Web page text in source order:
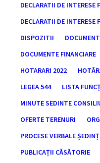
DECLARATII DE
DECLARATII DE
DISPOZITII
DOCUMENTE FINANCIARE
HOTARARI 2022
LEGEA 544
LISTA
MINUTE SEDINTE
OFERTE TERENURI
PROCESE VERBALE
PUBLICAȚII CĂSĂTORIE